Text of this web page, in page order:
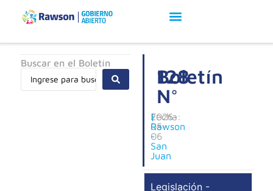
Buscar en el Boletín
Boletín
N°
128
Fecha:
2026-
05-
06
|
Rawson
-
San
Juan
Legislación -